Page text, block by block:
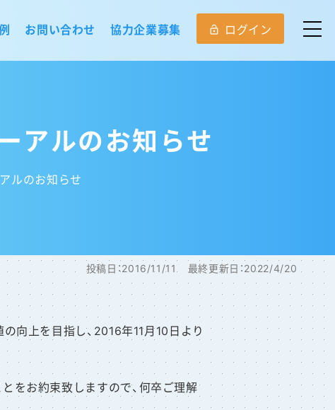
お問い合わせ 協力企業募集 lock_open ログイン
アルのお知らせ
ルのお知らせ
投稿日：2016/11/11 最終更新日：2022/4/20
向上を目指し、2016年11月10日より
をお約束致しますので、何卒ご理解